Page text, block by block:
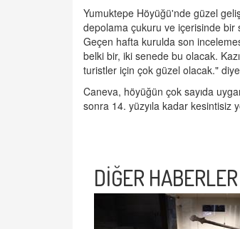
Yumuktepe Höyüğü'nde güzel
depolama çukuru ve içerisinde bir
Geçen hafta kurulda son
belki bir, iki senede bu olacak.
turistler için çok güzel olacak."
Caneva, höyüğün çok sayıda
sonra 14. yüzyıla kadar kesintisiz
DİĞER HABERLER